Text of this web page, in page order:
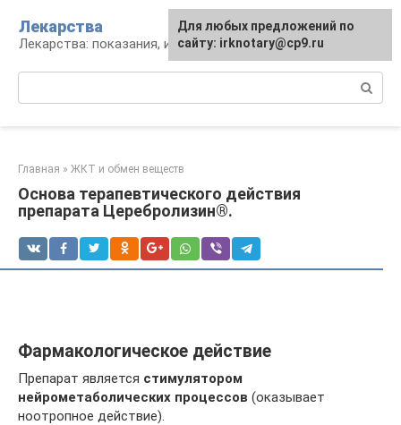
контенту
Лекарства
Лекарства: показания, инструкция, аналоги
Главная » ЖКТ и обмен веществ
Основа терапевтического действия
препарата Церебролизин®.
Фармакологическое действие
Препарат является стимулятором
нейрометаболических процессов (оказывает
ноотропное действие).
Для любых предложений по
сайту: irknotary@cp9.ru